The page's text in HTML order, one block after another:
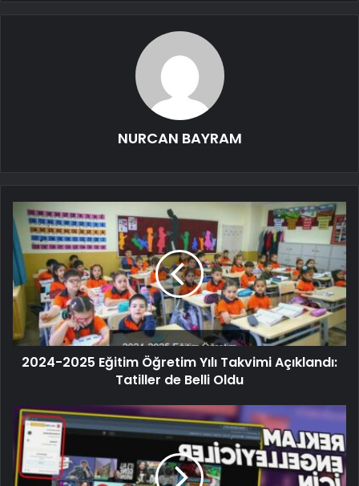
NURCAN BAYRAM
2024-2025 Eğitim Öğretim Yılı Takvimi Açıklandı:
Tatiller de Belli Oldu